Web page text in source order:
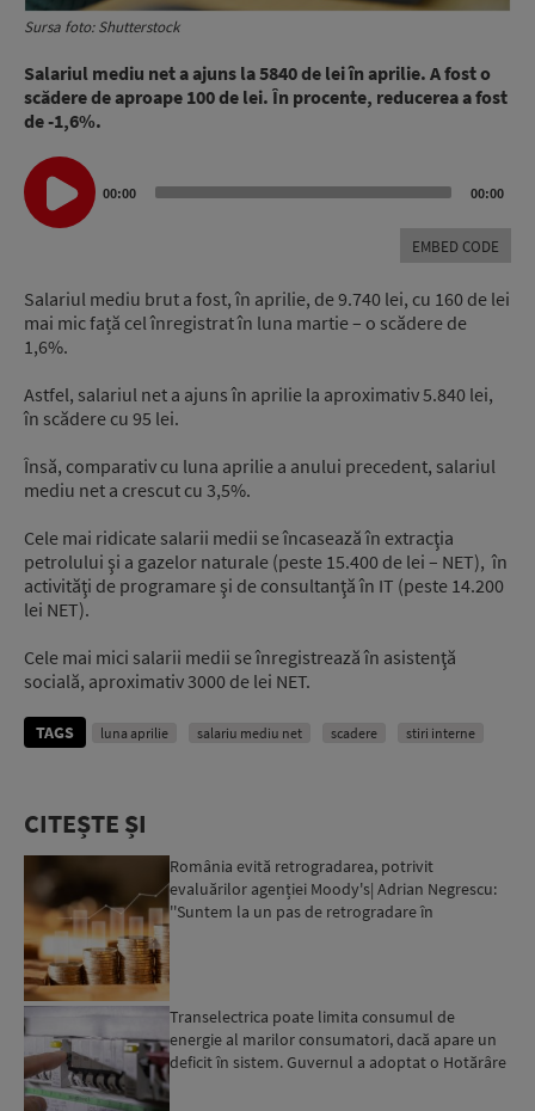
Sursa foto: Shutterstock
Salariul mediu net a ajuns la 5840 de lei în aprilie. A fost o
scădere de aproape 100 de lei. În procente, reducerea a fost
de -1,6%.
Audio
Player
00:00 00:00
EMBED CODE
Salariul mediu brut a fost, în aprilie, de 9.740 lei, cu 160 de lei
mai mic față cel înregistrat în luna martie – o scădere de
1,6%.
Astfel, salariul net a ajuns în aprilie la aproximativ 5.840 lei,
în scădere cu 95 lei.
Însă, comparativ cu luna aprilie a anului precedent, salariul
mediu net a crescut cu 3,5%.
Cele mai ridicate salarii medii se încasează în extracţia
petrolului şi a gazelor naturale (peste 15.400 de lei – NET), în
activităţi de programare şi de consultanţă în IT (peste 14.200
lei NET).
Cele mai mici salarii medii se înregistrează în asistenţă
socială, aproximativ 3000 de lei NET.
TAGS luna aprilie salariu mediu net scadere stiri interne
CITEȘTE ȘI
România evită retrogradarea, potrivit
evaluărilor agenției Moody's| Adrian Negrescu:
''Suntem la un pas de retrogradare în
Transelectrica poate limita consumul de
energie al marilor consumatori, dacă apare un
deficit în sistem. Guvernul a adoptat o Hotărâre